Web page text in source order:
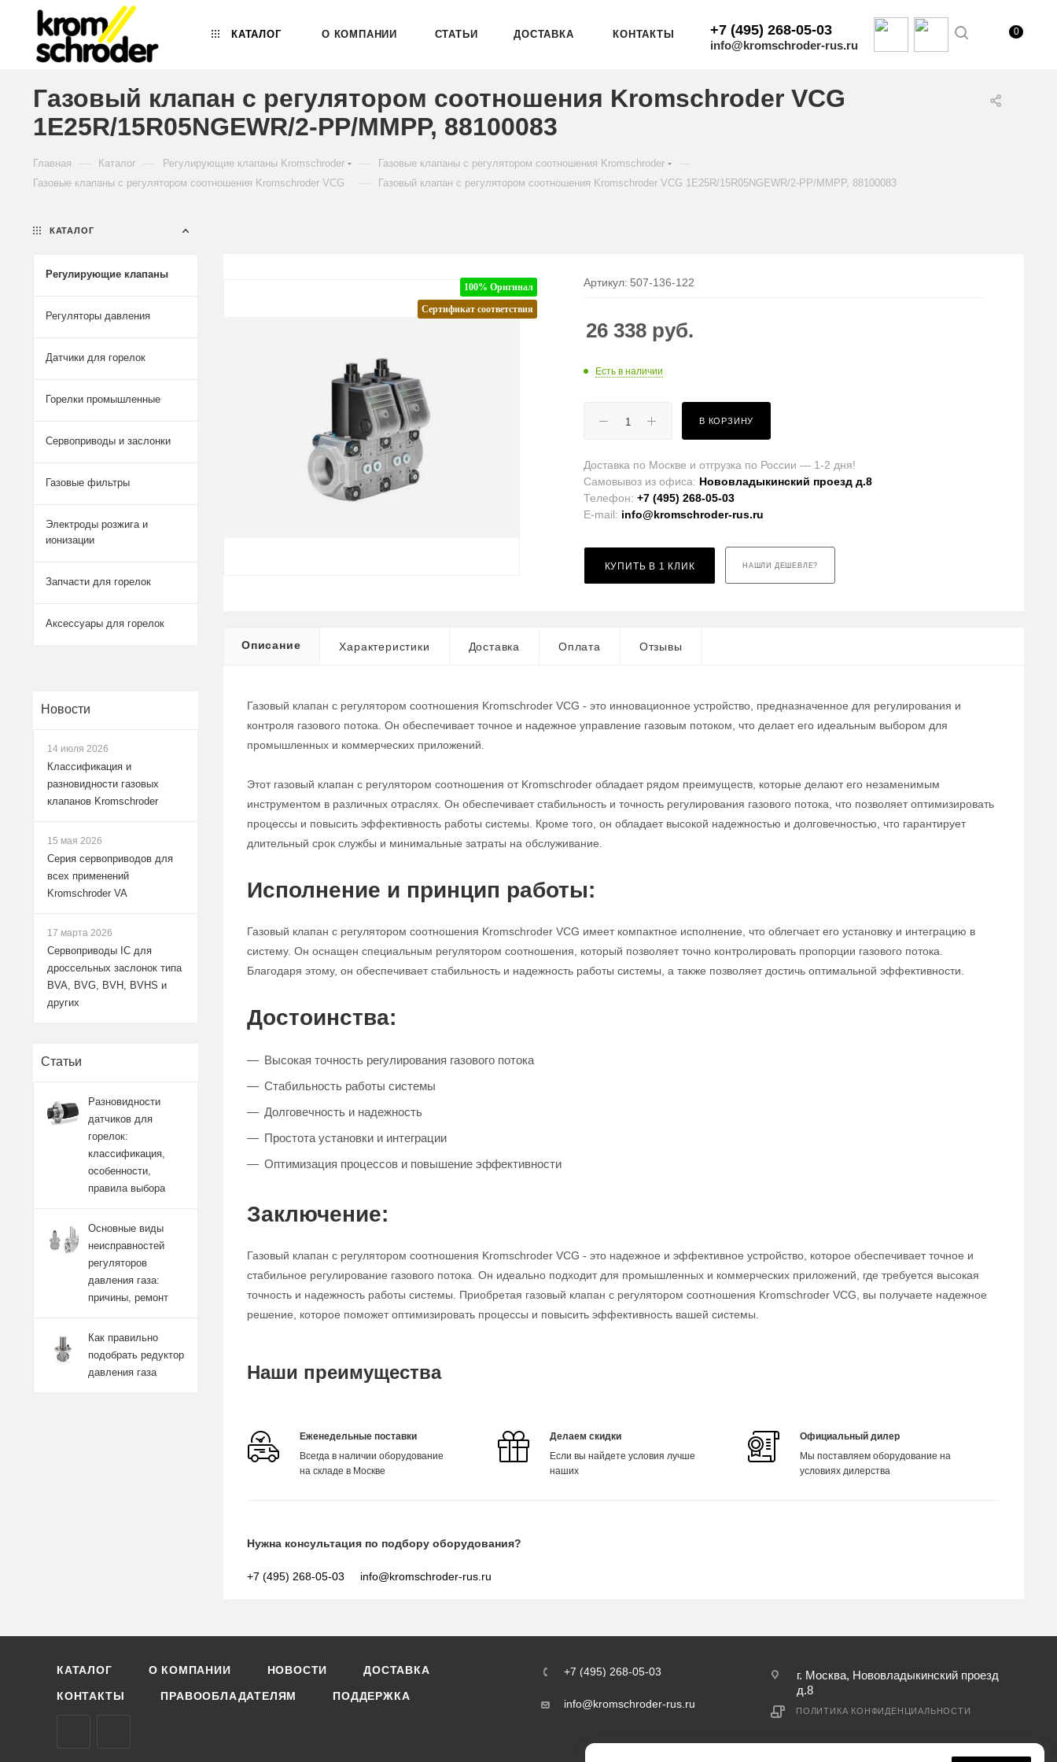
КАТАЛОГ О КОМПАНИИ СТАТЬИ ДОСТАВКА КОНТАКТЫ +7 (495) 268-05-03
info@kromschroder-rus.ru
0
Газовый клапан с регулятором соотношения Kromschroder VCG
1E25R/15R05NGEWR/2-PP/MMPP, 88100083
Главная Каталог Регулирующие клапаны Kromschroder Газовые клапаны с регулятором соотношения Kromschroder
Газовые клапаны с регулятором соотношения Kromschroder VCG Газовый клапан с регулятором соотношения Kromschroder VCG 1E25R/15R05NGEWR/2-PP/MMPP, 88100083
100% Оригинал
Сертификат соответствия
Артикул: 507-136-122
26 338 руб.
Есть в наличии
В КОРЗИНУ
Доставка по Москве и отгрузка по России — 1-2 дня!
Самовывоз из офиса: Нововладыкинский проезд д.8
Телефон:+7 (495) 268-05-03
E-mail: info@kromschroder-rus.ru
КУПИТЬ В 1 КЛИК НАШЛИ ДЕШЕВЛЕ?
Описание Характеристики Доставка Оплата Отзывы
Газовый клапан с регулятором соотношения Kromschroder VCG - это инновационное устройство, предназначенное для регулирования и
контроля газового потока. Он обеспечивает точное и надежное управление газовым потоком, что делает его идеальным выбором для
промышленных и коммерческих приложений.
Этот газовый клапан с регулятором соотношения от Kromschroder обладает рядом преимуществ, которые делают его незаменимым
инструментом в различных отраслях. Он обеспечивает стабильность и точность регулирования газового потока, что позволяет оптимизировать
процессы и повысить эффективность работы системы. Кроме того, он обладает высокой надежностью и долговечностью, что гарантирует
длительный срок службы и минимальные затраты на обслуживание.
Исполнение и принцип работы:
Газовый клапан с регулятором соотношения Kromschroder VCG имеет компактное исполнение, что облегчает его установку и интеграцию в
систему. Он оснащен специальным регулятором соотношения, который позволяет точно контролировать пропорции газового потока.
Благодаря этому, он обеспечивает стабильность и надежность работы системы, а также позволяет достичь оптимальной эффективности.
Достоинства:
Высокая точность регулирования газового потока
Стабильность работы системы
Долговечность и надежность
Простота установки и интеграции
Оптимизация процессов и повышение эффективности
Заключение:
Газовый клапан с регулятором соотношения Kromschroder VCG - это надежное и эффективное устройство, которое обеспечивает точное и
стабильное регулирование газового потока. Он идеально подходит для промышленных и коммерческих приложений, где требуется высокая
точность и надежность работы системы. Приобретая газовый клапан с регулятором соотношения Kromschroder VCG, вы получаете надежное
решение, которое поможет оптимизировать процессы и повысить эффективность вашей системы.
Наши преимущества
Еженедельные поставки
Всегда в наличии оборудование
на складе в Москве
Делаем скидки
Если вы найдете условия лучше
наших
Официальный дилер
Мы поставляем оборудование на
условиях дилерства
Нужна консультация по подбору оборудования?
+7 (495) 268-05-03 info@kromschroder-rus.ru
КАТАЛОГ
Регулирующие клапаны
Регуляторы давления
Датчики для горелок
Горелки промышленные
Сервоприводы и заслонки
Газовые фильтры
Электроды розжига и
ионизации
Запчасти для горелок
Аксессуары для горелок
Новости
14 июля 2026
Классификация и
разновидности газовых
клапанов Kromschroder
15 мая 2026
Серия сервоприводов для
всех применений
Kromschroder VA
17 марта 2026
Сервоприводы IC для
дроссельных заслонок типа
BVA, BVG, BVH, BVHS и
других
Статьи
Разновидности
датчиков для
горелок:
классификация,
особенности,
правила выбора
Основные виды
неисправностей
регуляторов
давления газа:
причины, ремонт
Как правильно
подобрать редуктор
давления газа
КАТАЛОГ О КОМПАНИИ НОВОСТИ ДОСТАВКА
КОНТАКТЫ ПРАВООБЛАДАТЕЛЯМ ПОДДЕРЖКА
+7 (495) 268-05-03
info@kromschroder-rus.ru
г. Москва, Нововладыкинский проезд
д.8
ПОЛИТИКА КОНФИДЕНЦИАЛЬНОСТИ